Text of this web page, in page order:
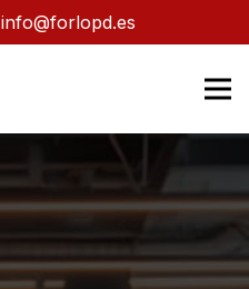
info@forlopd.es